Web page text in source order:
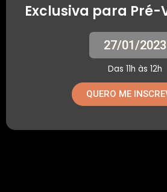
Exclusiva para Pré-
27/01/2023
Das 11h às 12h
QUERO ME